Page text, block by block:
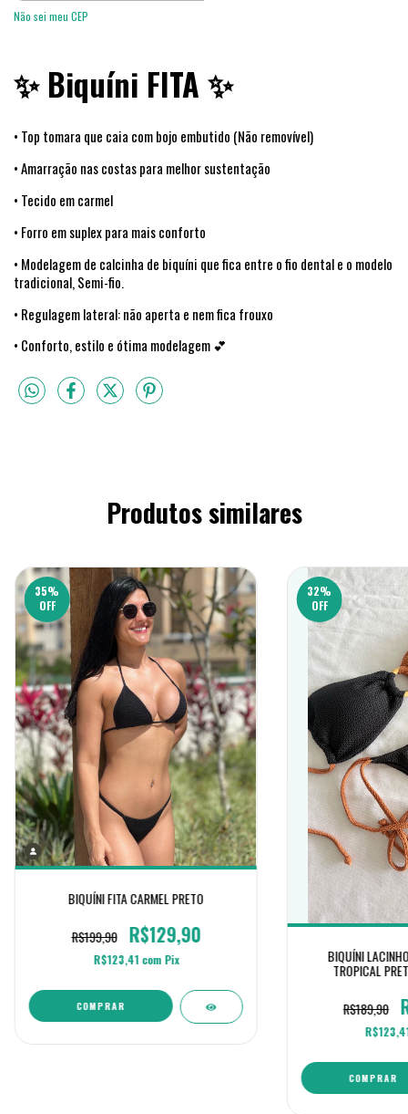
Não sei meu CEP
✨ Biquíni FITA ✨
• Top tomara que caia com bojo embutido (Não removível)
• Amarração nas costas para melhor sustentação
• Tecido em carmel
• Forro em suplex para mais conforto
• Modelagem de calcinha de biquíni que fica entre o fio dental e o modelo
tradicional, Semi-fio.
• Regulagem lateral: não aperta e nem fica frouxo
• Conforto, estilo e ótima modelagem 💕
Produtos similares
35%
OFF
BIQUÍNI FITA CARMEL PRETO
R$199,90
R$129,90
R$123,41 com Pix
COMPRAR
32%
OFF
BIQUÍNI
TROPICAL
R$189,90
COMPRAR